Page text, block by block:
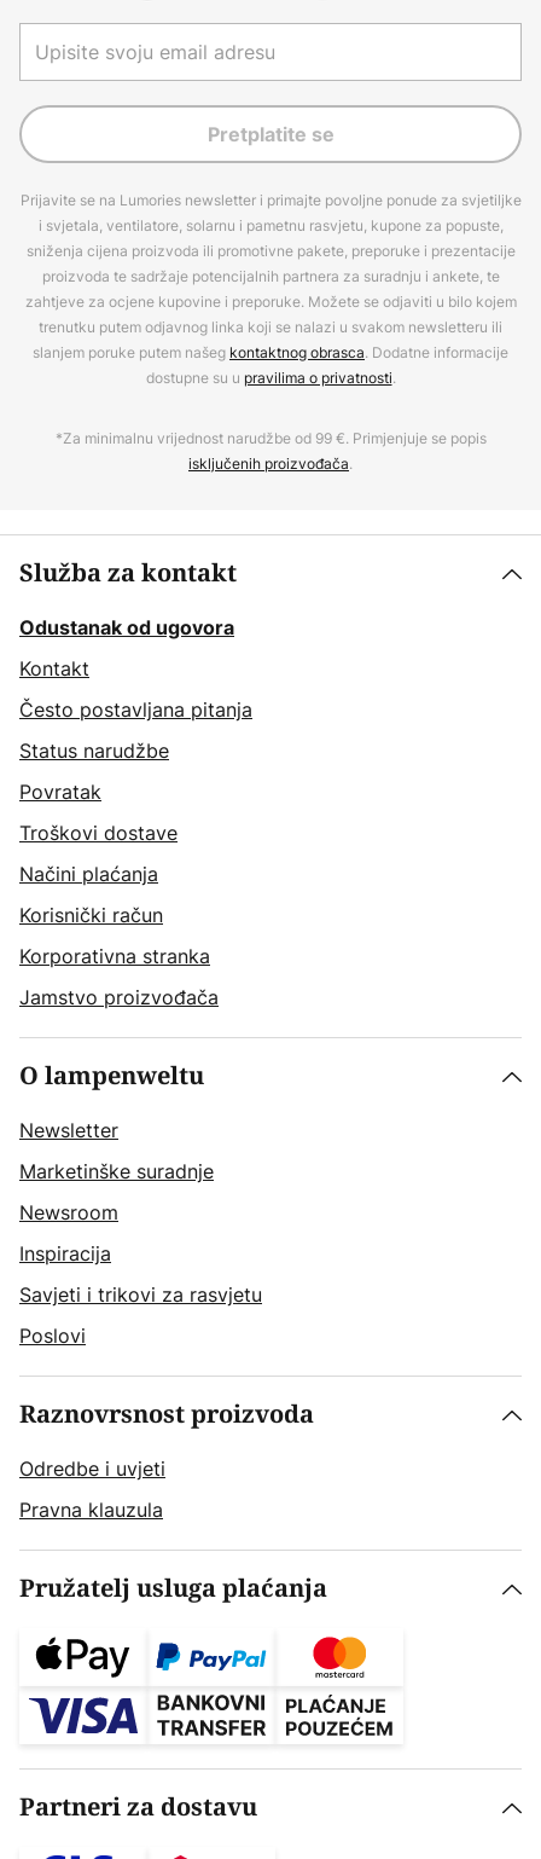
Pretplatite se
Prijavite se na Lumories newsletter i primajte povoljne ponude za svjetiljke
i svjetala, ventilatore, solarnu i pametnu rasvjetu, kupone za popuste,
sniženja cijena proizvoda ili promotivne pakete, preporuke i prezentacije
proizvoda te sadržaje potencijalnih partnera za suradnju i ankete, te
zahtjeve za ocjene kupovine i preporuke. Možete se odjaviti u bilo kojem
trenutku putem odjavnog linka koji se nalazi u svakom newsletteru ili
slanjem poruke putem našeg kontaktnog obrasca. Dodatne informacije
dostupne su u pravilima o privatnosti.
*Za minimalnu vrijednost narudžbe od 99 €. Primjenjuje se popis
isključenih proizvođača.
Služba za kontakt
Odustanak od ugovora
Kontakt
Često postavljana pitanja
Status narudžbe
Povratak
Troškovi dostave
Načini plaćanja
Korisnički račun
Korporativna stranka
Jamstvo proizvođača
O lampenweltu
Newsletter
Marketinške suradnje
Newsroom
Inspiracija
Savjeti i trikovi za rasvjetu
Poslovi
Raznovrsnost proizvoda
Odredbe i uvjeti
Pravna klauzula
Pružatelj usluga plaćanja
Partneri za dostavu